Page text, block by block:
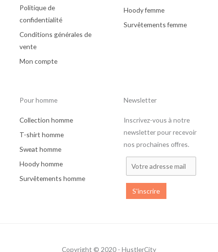
Politique de
confidentialité
Conditions générales de
vente
Mon compte
Hoody femme
Survêtements femme
Pour homme
Collection homme
T-shirt homme
Sweat homme
Hoody homme
Survêtements homme
Newsletter
Inscrivez-vous à notre
newsletter pour recevoir
nos prochaines offres.
Copyright © 2020 - HustlerCity